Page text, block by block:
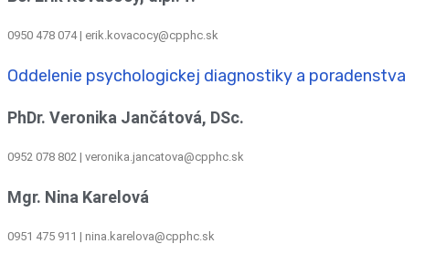
0950 478 074 | erik.kovacocy@cpphc.sk
Oddelenie psychologickej diagnostiky a poradenstva
PhDr. Veronika Jančátová, DSc.
0952 078 802 | veronika.jancatova@cpphc.sk
Mgr. Nina Karelová
0951 475 911 | nina.karelova@cpphc.sk